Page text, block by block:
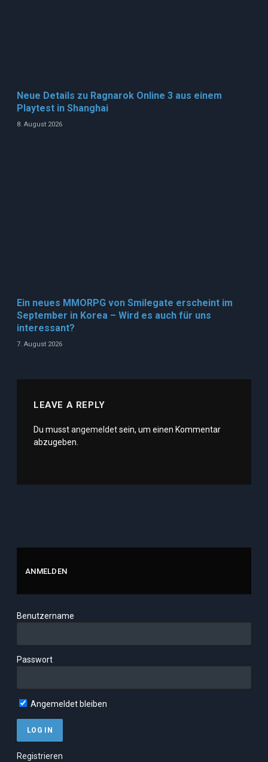
Neue Details zu Ragnarok Online 3 aus einem
Playtest in Shanghai
8. August 2026
Ein neues MMORPG von Smilegate erscheint im
September in Korea – Wird es auch für uns
interessant?
7. August 2026
LEAVE A REPLY
Du musstangemeldetsein, um einen Kommentar
abzugeben.
ANMELDEN
Benutzername
Passwort
Angemeldet bleiben
Registrieren